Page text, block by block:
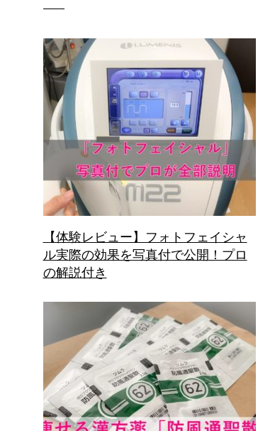
【体験レビュー】フォトフェイシャ
ル実際の効果を写真付で公開！プロ
の解説付き